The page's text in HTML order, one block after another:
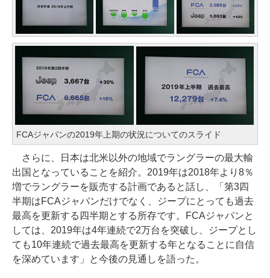
FCAジャパンの2019年上期の状況についてのスライド
さらに、日本は北米以外の地域でラングラーの最大輸
出国となっていることを紹介。2019年は2018年より8％
増でラングラーを販売する計画であると話し、「第3四
半期はFCAジャパンだけでなく、ジープにとっても過去
最高を更新する四半期とする所存です。FCAジャパンと
しては、2019年は4年連続で2万台を突破し、ジープとし
ても10年連続で過去最高を更新する年となることに自信
を深めています」と今後の見通しを語った。